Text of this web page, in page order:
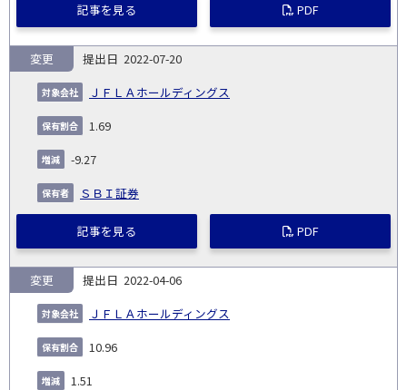
記事を見る PDF
2022-07-20
ＪＦＬＡホールディングス
変更
1.69
-9.27
ＳＢＩ証券
記事を見る PDF
2022-04-06
ＪＦＬＡホールディングス
変更
10.96
1.51